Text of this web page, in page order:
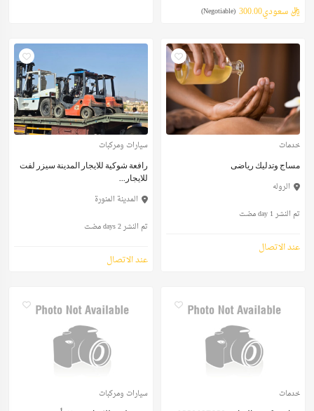
ريال سعودي300.00 (Negotiable)
خدمات
مساج وتدليك رياضى
الروله
تم النشر 1 day مضت
عند الاتصال
سيارات ومركبات
رافعة شوكية للايجار المدينة سيزر لفت
للايجار...
المدينة المنورة
تم النشر 2 days مضت
عند الاتصال
خدمات سيارات ومركبات